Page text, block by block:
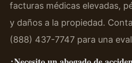
facturas médicas elevadas,
y daños a la propiedad.
(888) 437-7747 para una